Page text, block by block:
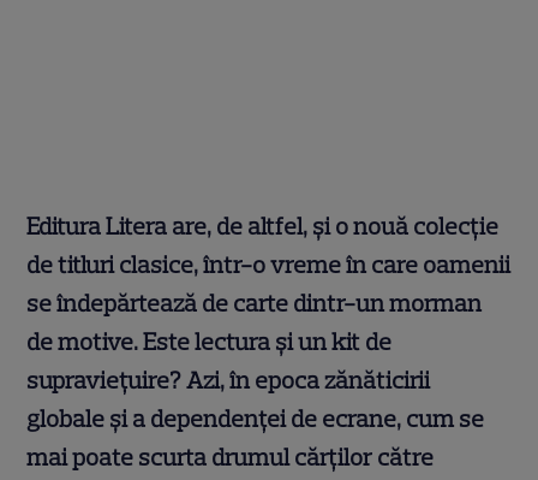
Editura Litera are, de altfel, și o nouă colecție
de titluri clasice, într-o vreme în care oamenii
se îndepărtează de carte dintr-un morman
de motive. Este lectura și un kit de
supraviețuire? Azi, în epoca zănăticirii
globale și a dependenței de ecrane, cum se
mai poate scurta drumul cărților către